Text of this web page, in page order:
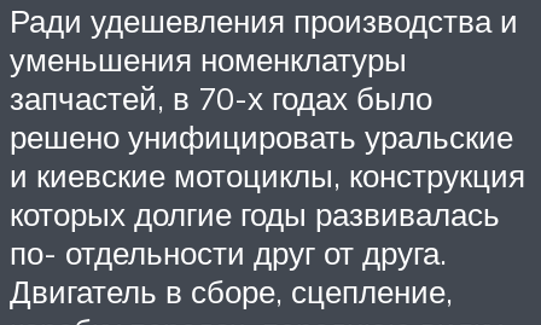
Ради удешевления производства и
уменьшения номенклатуры
запчастей, в 70-х годах было
решено унифицировать уральские
и киевские мотоциклы, конструкция
которых долгие годы развивалась
по- отдельности друг от друга.
Двигатель в сборе, сцепление,